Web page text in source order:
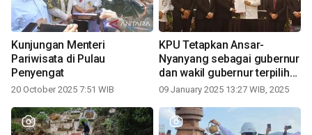
Kunjungan Menteri
Pariwisata di Pulau
Penyengat
20 October 2025 7:51 WIB
KPU Tetapkan Ansar-
Nyanyang sebagai gubernur
dan wakil gubernur terpilih
periode 2025-2030
09 January 2025 13:27 WIB, 2025